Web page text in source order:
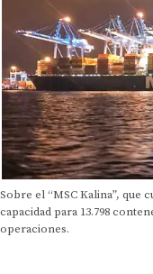
Sobre el “MSC Kalina”, que
capacidad para 13.798
operaciones.